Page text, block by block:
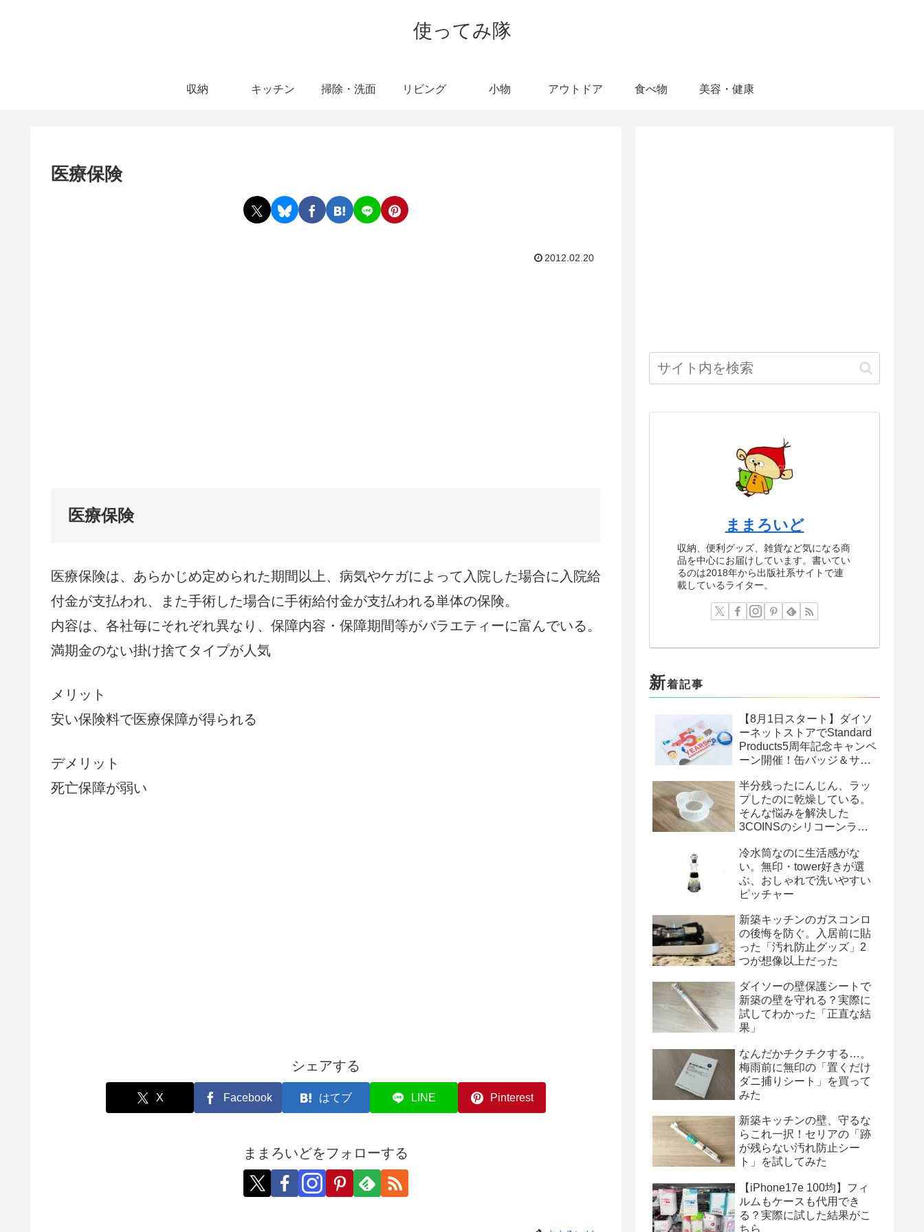
使ってみ隊
収納 キッチン 掃除・洗面 リビング 小物 アウトドア 食べ物 美容・健康
医療保険
2012.02.20
医療保険
医療保険は、あらかじめ定められた期間以上、病気やケガによって入院した場合に入院給
付金が支払われ、また手術した場合に手術給付金が支払われる単体の保険。
内容は、各社毎にそれぞれ異なり、保障内容・保障期間等がバラエティーに富んでいる。
満期金のない掛け捨てタイプが人気
メリット
安い保険料で医療保障が得られる
デメリット
死亡保障が弱い
シェアする
X Facebook はてブ LINE Pinterest
ままろいどをフォローする
ままろいど
収納、便利グッズ、雑貨など気になる商
品を中心にお届けしています。書いてい
るのは2018年から出版社系サイトで連
載しているライター。
新着記事
【8月1日スタート】ダイソ
ーネットストアでStandard
Products5周年記念キャンペ
ーン開催！缶バッジ＆サン
半分残ったにんじん、ラッ
プしたのに乾燥している。
そんな悩みを解決した
3COINSのシリコーンラッ
冷水筒なのに生活感がな
い。無印・tower好きが選
ぶ、おしゃれで洗いやすい
ピッチャー
新築キッチンのガスコンロ
の後悔を防ぐ。入居前に貼
った「汚れ防止グッズ」2
つが想像以上だった
ダイソーの壁保護シートで
新築の壁を守れる？実際に
試してわかった「正直な結
果」
なんだかチクチクする…。
梅雨前に無印の「置くだけ
ダニ捕りシート」を買って
みた
新築キッチンの壁、守るな
らこれ一択！セリアの「跡
が残らない汚れ防止シー
ト」を試してみた
【iPhone17e 100均】フィ
ルムもケースも代用でき
る？実際に試した結果がこ
ちら